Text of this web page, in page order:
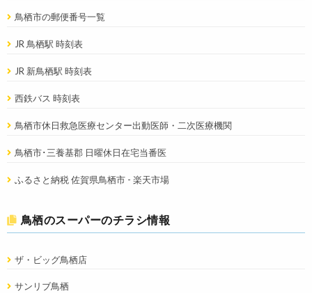
鳥栖市の郵便番号一覧
JR 鳥栖駅 時刻表
JR 新鳥栖駅 時刻表
西鉄バス 時刻表
鳥栖市休日救急医療センター出動医師・二次医療機関
鳥栖市･三養基郡 日曜休日在宅当番医
ふるさと納税 佐賀県鳥栖市 - 楽天市場
鳥栖のスーパーのチラシ情報
ザ・ビッグ鳥栖店
サンリブ鳥栖